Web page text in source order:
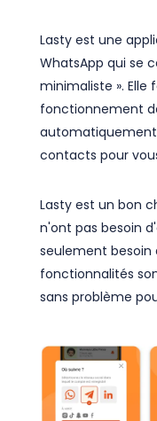
Lasty est une
WhatsApp qui se
minimaliste ».
fonctionnement
contacts pour
Lasty est un bon
n'ont pas besoin
seulement besoin
fonctionnalités
sans problème